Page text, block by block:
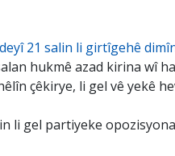
21 salin li girtîgehê
hukmê azad kirina wî
çêkirye, li gel vê yekê
li gel partiyeke